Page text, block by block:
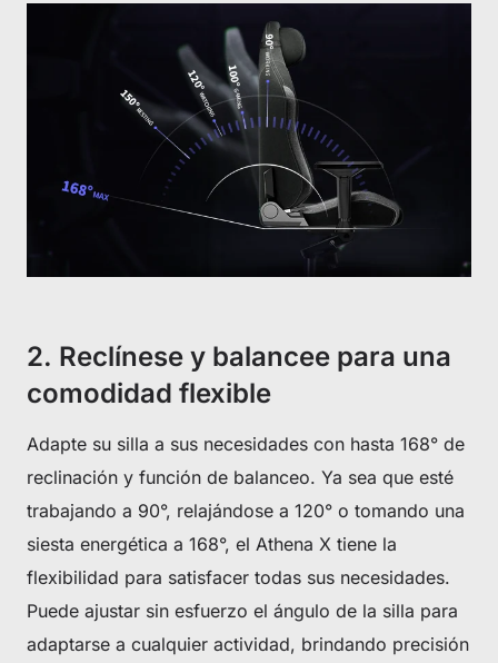
2. Reclínese y balancee para una
comodidad flexible
Adapte su silla a sus necesidades con hasta 168° de
reclinación y función de balanceo. Ya sea que esté
trabajando a 90°, relajándose a 120° o tomando una
siesta energética a 168°, el Athena X tiene la
flexibilidad para satisfacer todas sus necesidades.
Puede ajustar sin esfuerzo el ángulo de la silla para
adaptarse a cualquier actividad, brindando precisión